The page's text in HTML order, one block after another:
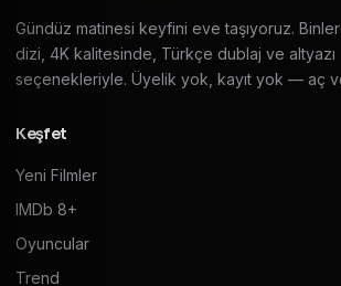
Gündüz matinesi keyfini eve taşıyoruz.
dizi, 4K kalitesinde, Türkçe dublaj ve altyazı
seçenekleriyle. Üyelik yok, kayıt yok — aç
Keşfet
Yeni Filmler
IMDb 8+
Oyuncular
Trend